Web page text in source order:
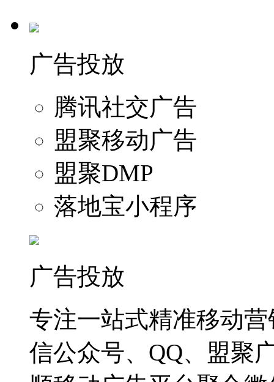
广告投放
腾讯社交广告
盟聚移动广告
盟聚DMP
落地宝小程序
广告投放
专注一站式精准移动
信公众号、QQ、盟聚